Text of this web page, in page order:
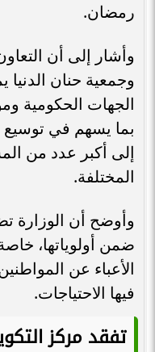
رمضان.
وأشار إلى أن
وجمعية حنان الدنيا
الجهات الحكومية
بما يسهم في توسيع
إلى أكبر عدد من
المختلفة.
وأوضح أن الوزارة
ضمن أولوياتها،
الأعباء عن
فيها الاحتياجات.
تفقد مركز